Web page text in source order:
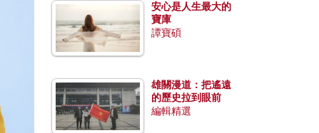
安心是人生最大的
寶庫
譚寶碩
雄關漫道：把遙遠
的歷史拉到眼前
編輯精選